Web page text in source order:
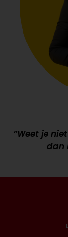
”Weet je
dan